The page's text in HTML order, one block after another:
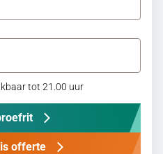
tot 21.00 uur
offerte